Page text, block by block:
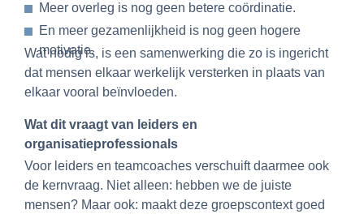
Meer overleg is nog geen betere coördinatie.
En meer gezamenlijkheid is nog geen hogere
motivatie.
Wat nodig is, is een samenwerking die zo is ingericht
dat mensen elkaar werkelijk versterken in plaats van
elkaar vooral beïnvloeden.
Wat dit vraagt van leiders en
organisatieprofessionals
Voor leiders en teamcoaches verschuift daarmee ook
de kernvraag. Niet alleen: hebben we de juiste
mensen? Maar ook: maakt deze groepscontext goed